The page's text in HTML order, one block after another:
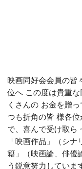
映画同好会会員の皆
位へ この度は貴重
くさんの お金を贈
つも折角の皆 様各
で、喜んで受け取ら
「映画作品」（シ
籍」（映画論、俳優
う鋭意努力していま